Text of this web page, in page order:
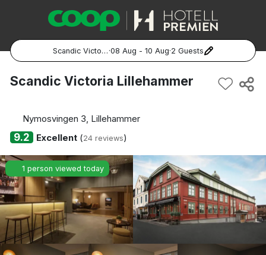
Scandic Victoria Lillehammer ·08 Aug - 10 Aug·2 Guests
Popular Destinations:
Göteborg
Malmö
Hela Norge
Oslo
Scandic Victoria Lillehammer
Nymosvingen 3, Lillehammer
9.2 Excellent(24 reviews)
1 person viewed today